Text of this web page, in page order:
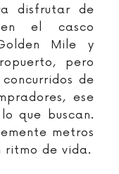
disfrutar de
en el casco
Mile y
pero
de
ese
que buscan.
metros
ritmo de vida.